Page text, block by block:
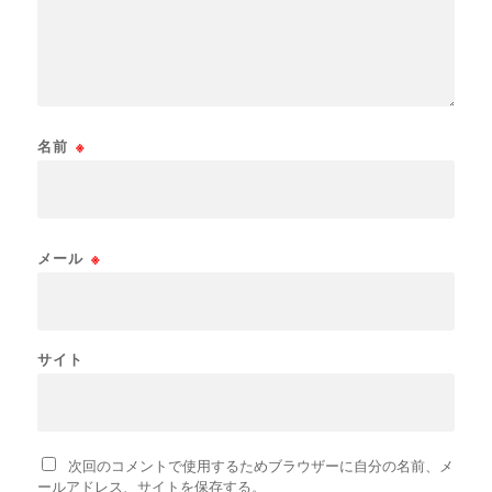
名前 ※
メール ※
サイト
次回のコメントで使用するためブラウザーに自分の名前、メ
ールアドレス、サイトを保存する。